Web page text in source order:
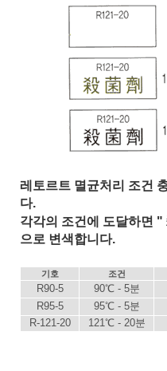
레토르트 멸균처리 조건
다.
각각의 조건에 도달하면
으로 변색합니다.
기호 조건
R90-5 90℃ - 5분
R95-5
95℃ - 5분
R-121-20
121℃ - 20분